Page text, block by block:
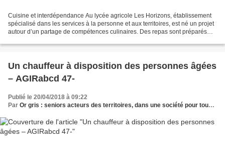
Cuisine et interdépendance Au lycée agricole Les Horizons, établissement
spécialisé dans les services à la personne et aux territoires, est né un projet
autour d’un partage de compétences culinaires. Des repas sont préparés
Un chauffeur à disposition des personnes âgées
– AGIRabcd 47-
Publié le 20/04/2018 à 09:22
Par Or gris : seniors acteurs des territoires, dans une société pour tous les âges